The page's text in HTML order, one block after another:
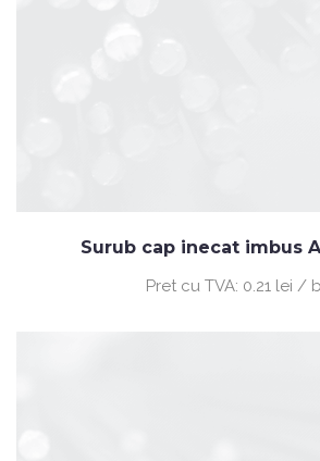
Surub cap inecat imbus
Pret cu TVA: 0.21 lei /